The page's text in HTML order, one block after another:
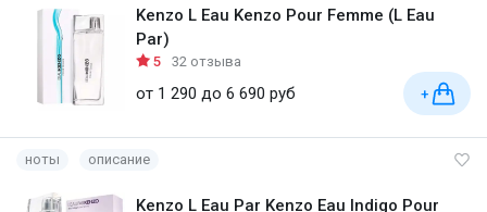
Kenzo L Eau Kenzo Pour Femme (L Eau
Par)
5 32 отзыва
от 1 290 до 6 690 руб +
ноты описание
Kenzo L Eau Par Kenzo Eau Indigo Pour